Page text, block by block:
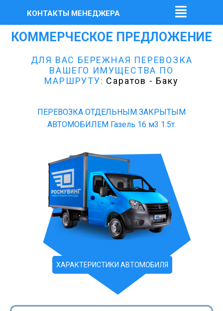
КОНТАКТЫ МЕНЕДЖЕРА
КОММЕРЧЕСКОЕ ПРЕДЛОЖЕНИЕ
ДЛЯ ВАС БЕРЕЖНАЯ ПЕРЕВОЗКА
ВАШЕГО ИМУЩЕСТВА ПО
МАРШРУТУ: Саратов - Баку
ПЕРЕВОЗКА ОТДЕЛЬНЫМ ЗАКРЫТЫМ
АВТОМОБИЛЕМ Газель 16 м3 1.5т.
ХАРАКТЕРИСТИКИ АВТОМОБИЛЯ